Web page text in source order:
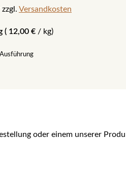
zzgl. Versandkosten
( 12,00 € / kg)
oder einem unserer